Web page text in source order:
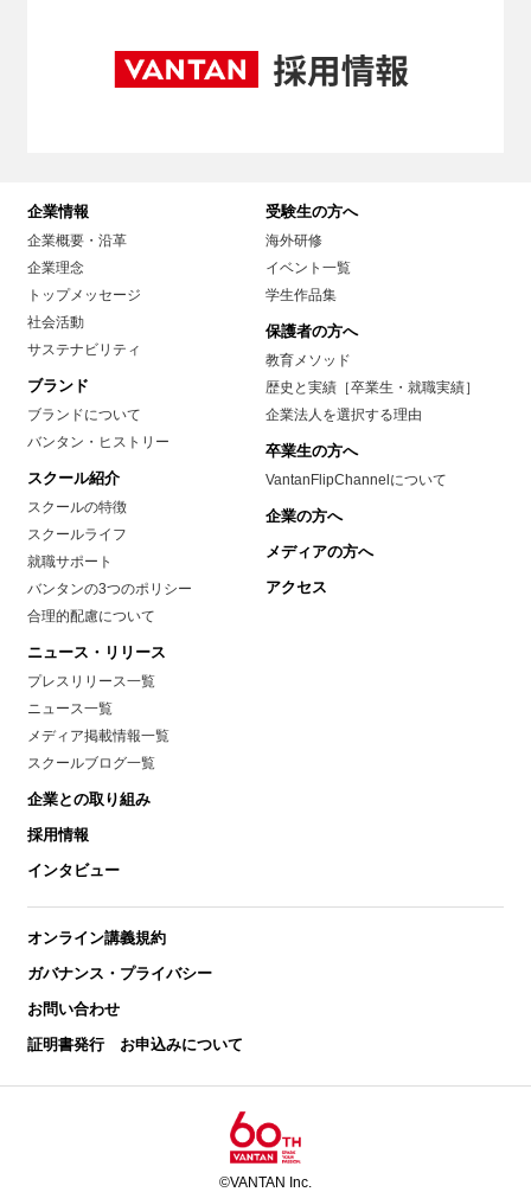
企業情報
企業概要・沿革
企業理念
トップメッセージ
社会活動
サステナビリティ
ブランド
ブランドについて
バンタン・ヒストリー
スクール紹介
スクールの特徴
スクールライフ
就職サポート
バンタンの3つのポリシー
合理的配慮について
ニュース・リリース
プレスリリース一覧
ニュース一覧
メディア掲載情報一覧
スクールブログ一覧
企業との取り組み
採用情報
インタビュー
受験生の方へ
海外研修
イベント一覧
学生作品集
保護者の方へ
教育メソッド
歴史と実績［卒業生・就職実績］
企業法人を選択する理由
卒業生の方へ
VantanFlipChannelについて
企業の方へ
メディアの方へ
アクセス
オンライン講義規約
ガバナンス・プライバシー
お問い合わせ
証明書発行 お申込みについて
©VANTAN Inc.